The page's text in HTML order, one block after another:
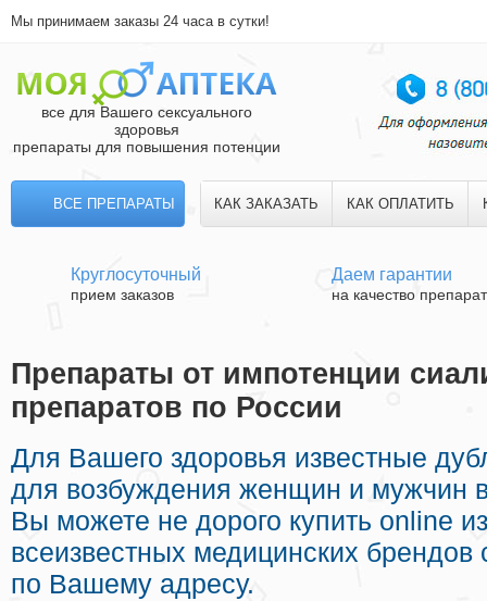
Мы принимаем заказы 24 часа в сутки!
все для Вашего сексуального
здоровья
препараты для повышения потенции
ВСЕ ПРЕПАРАТЫ КАК ЗАКАЗАТЬ КАК ОПЛАТИТЬ
Круглосуточный
прием заказов
Даем гарантии
на качество
Препараты от импотенции
препаратов по России
Для Вашего здоровья известные
для возбуждения женщин и мужчин
Вы можете не дорого купить online
всеизвестных медицинских брендов
по Вашему адресу.